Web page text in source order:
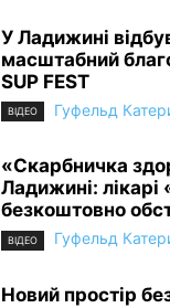
У Ладижині
масштабний
SUP FEST
ВІДЕО Гуфельд
«Скарбничка
Ладижині:
безкоштовно
ВІДЕО Гуфельд
Новий простір